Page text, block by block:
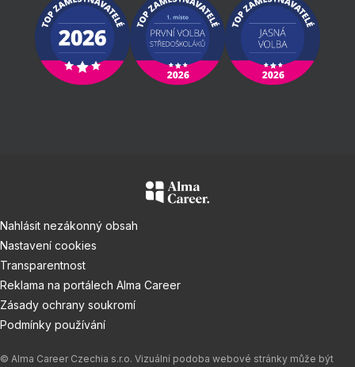
Nahlásit nezákonný obsah
Nastavení cookies
Transparentnost
Reklama na portálech Alma Career
Zásady ochrany soukromí
Podmínky používání
© Alma Career Czechia s.r.o. Vizuální podoba webové stránky může být